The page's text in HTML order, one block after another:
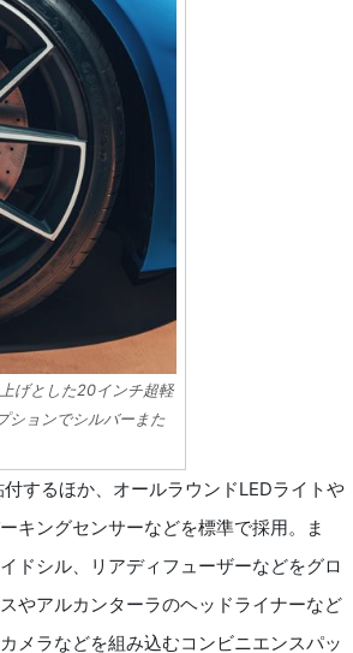
げとした20インチ超軽
ションでシルバーまた
するほか、オールラウンドLEDライトや
キングセンサーなどを標準で採用。ま
ドシル、リアディフューザーなどをグロ
やアルカンターラのヘッドライナーなど
メラなどを組み込むコンビニエンスパッ